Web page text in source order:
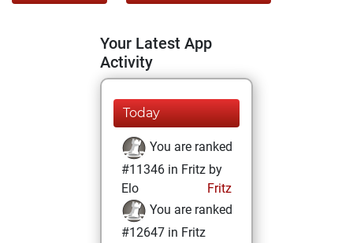
Your Latest App
Activity
Today
You are ranked
#11346 in Fritz by
Elo
Fritz
You are ranked
#12647 in Fritz